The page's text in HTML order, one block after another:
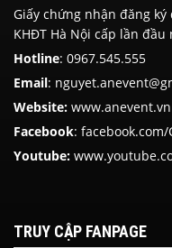
Giấy chứng nhận đăng ký
KHĐT Hà Nội cấp lần đầu
Hotline: 0967.545.555
Email:
Website: www.anevent.vn
Facebook: facebook.com/
Youtube:
TRUY CẬP FANPAGE